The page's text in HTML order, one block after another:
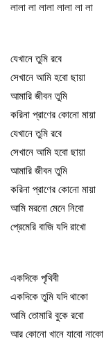
লালা লা লালা লালা লা লা
যেখানে তুমি রবে
সেখানে আমি হবো ছায়া
আমারি জীবন তুমি
করিনা প্রাণের কোনো মায়া
যেখানে তুমি রবে
সেখানে আমি হবো ছায়া
আমারি জীবন তুমি
করিনা প্রাণের কোনো মায়া
আমি মরনো মেনে নিবো
প্রেমেরি বাজি যদি রাখো
একদিকে পৃথিবী
একদিকে তুমি যদি থাকো
আমি তোমারি বুকে রবো
আর কোনো খানে যাবো নাকো